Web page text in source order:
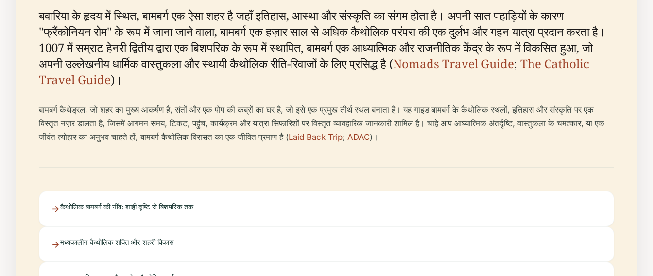
बवारिया के हृदय में स्थित, बामबर्ग एक ऐसा शहर है जहाँ इतिहास, आस्था और संस्कृति का संगम होता है। अपनी सात पहाड़ियों के कारण
"फ्रैंकोनियन रोम" के रूप में जाना जाने वाला, बामबर्ग एक हज़ार साल से अधिक कैथोलिक परंपरा की एक दुर्लभ और गहन यात्रा प्रदान करता है।
1007 में सम्राट हेनरी द्वितीय द्वारा एक बिशपरिक के रूप में स्थापित, बामबर्ग एक आध्यात्मिक और राजनीतिक केंद्र के रूप में विकसित हुआ, जो
अपनी उल्लेखनीय धार्मिक वास्तुकला और स्थायी कैथोलिक रीति-रिवाजों के लिए प्रसिद्ध है (Nomads Travel Guide; The Catholic
Travel Guide)।
बामबर्ग कैथेड्रल, जो शहर का मुख्य आकर्षण है, संतों और एक पोप की कब्रों का घर है, जो इसे एक प्रमुख तीर्थ स्थल बनाता है। यह गाइड बामबर्ग के कैथोलिक स्थलों, इतिहास और संस्कृति पर एक
विस्तृत नज़र डालता है, जिसमें आगमन समय, टिकट, पहुंच, कार्यक्रम और यात्रा सिफारिशों पर विस्तृत व्यावहारिक जानकारी शामिल है। चाहे आप आध्यात्मिक अंतर्दृष्टि, वास्तुकला के चमत्कार, या एक
जीवंत त्योहार का अनुभव चाहते हों, बामबर्ग कैथोलिक विरासत का एक जीवित प्रमाण है (Laid Back Trip; ADAC)।
कैथोलिक बामबर्ग की नींव: शाही दृष्टि से बिशपरिक तक
मध्यकालीन कैथोलिक शक्ति और शहरी विकास